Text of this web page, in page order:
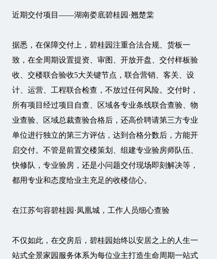
近期交付项目——湖南娄底碧桂园·翘楚棠
据悉，在保障交付上，碧桂园注重合法合规、货板一
致，在全周期设置提资、审图、开放开盘、交付样板验
收、交楼联合验收5大关键节点，联合营销、客关、设
计、运营、工程联合检查，不放过任何风险。交付时，
所有项目经过项目自查、区域各专业条线联合查验、物
业查验、区域总裁查验合格后，还高价聘请第三方专业
单位进行独立的第三方评估，达到合格分数后，方能开
启交付。不管是前置交楼策划、组建专业验房师队伍、
快修队，专业验房，还是小问题交付现场即刻解决等，
都用专业和态度给业主充足的收楼信心。
在江苏句容碧桂园·凤凰城，工作人员细心查验
不仅如此，在交房后，碧桂园始终以安居之上的人生一
站式全景家园服务体系为每位业主打造生命周期一站式